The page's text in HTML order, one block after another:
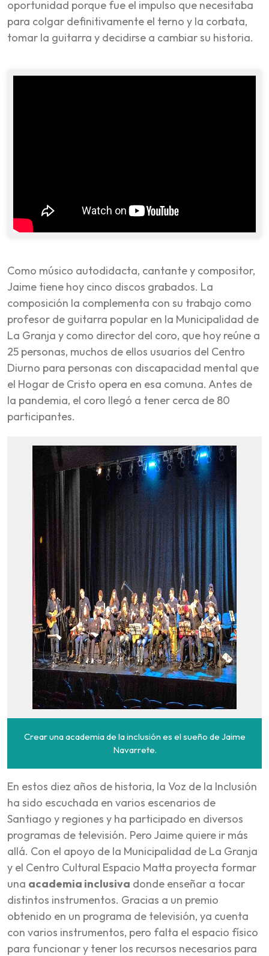
oportunidad porque fue el impulso que necesitaba
para colgar definitivamente el terno y la corbata,
tomar la guitarra y decidirse a cambiar su historia.
Como músico autodidacta, cantante y compositor,
Jaime tiene hoy cinco discos grabados. La
composición la complementa con su trabajo como
profesor de guitarra popular en la Municipalidad de
La Granja y como director del coro, que hoy reúne a
25 personas, muchos de ellos usuarios del Centro
Diurno para personas con discapacidad mental que
el Hogar de Cristo opera en esa comuna. Antes de
la pandemia, el coro llegó a tener cerca de 80
participantes.
Crear una academia de la inclusión es el sueño de Jaime
Navarrete.
En estos diez años de historia, la Voz de la Inclusión
ha sido escuchada en varios escenarios de
Santiago y regiones y ha participado en diversos
programas de televisión. Pero Jaime quiere ir más
allá. Con el apoyo de la Municipalidad de La Granja
y el Centro Cultural Espacio Matta proyecta formar
una academia inclusiva donde enseñar a tocar
distintos instrumentos. Gracias a un premio
obtenido en un programa de televisión, ya cuenta
con varios instrumentos, pero falta el espacio físico
para funcionar y tener los recursos necesarios para